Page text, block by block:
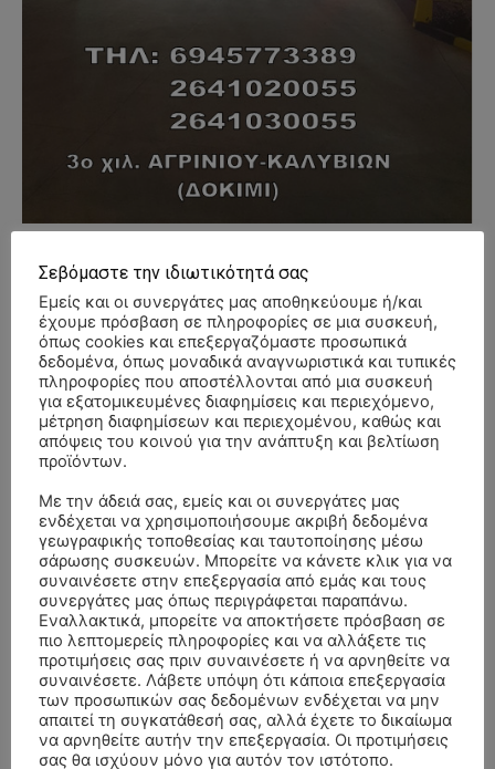
ΣΥΛΛΥΠΗΤΗΡΙΑ ΜΗΝΥΜΑΤΑ
Αλέξανδρος Σέρβοςεπί ΚΗΔΕΙΑ – ΣΑΒΒΑΤΟ 25/7/2026 –
ΧΑΡΑΛΑΜΠΟΣ ΚΑΥΚΙΑΣ ΕΤΩΝ 57
ΧΡΙΣΤΙΝΑεπίΚΗΔΕΙΑ – ΤΡΙΤΗ 4/8/2026 – ΧΡΗΣΤΟΣ Α. ΠΑΛΙΟΥΡΑΣ
Σεβόμαστε την ιδιωτικότητά σας
Εμείς και οι συνεργάτες μας αποθηκεύουμε ή/και
έχουμε πρόσβαση σε πληροφορίες σε μια συσκευή,
όπως cookies και επεξεργαζόμαστε προσωπικά
δεδομένα, όπως μοναδικά αναγνωριστικά και τυπικές
πληροφορίες που αποστέλλονται από μια συσκευή
για εξατομικευμένες διαφημίσεις και περιεχόμενο,
μέτρηση διαφημίσεων και περιεχομένου, καθώς και
απόψεις του κοινού για την ανάπτυξη και βελτίωση
προϊόντων.
Με την άδειά σας, εμείς και οι συνεργάτες μας
ενδέχεται να χρησιμοποιήσουμε ακριβή δεδομένα
γεωγραφικής τοποθεσίας και ταυτοποίησης μέσω
σάρωσης συσκευών. Μπορείτε να κάνετε κλικ για να
συναινέσετε στην επεξεργασία από εμάς και τους
συνεργάτες μας όπως περιγράφεται παραπάνω.
Εναλλακτικά, μπορείτε να αποκτήσετε πρόσβαση σε
πιο λεπτομερείς πληροφορίες και να αλλάξετε τις
προτιμήσεις σας πριν συναινέσετε ή να αρνηθείτε να
συναινέσετε. Λάβετε υπόψη ότι κάποια επεξεργασία
των προσωπικών σας δεδομένων ενδέχεται να μην
απαιτεί τη συγκατάθεσή σας, αλλά έχετε το δικαίωμα
να αρνηθείτε αυτήν την επεξεργασία. Οι προτιμήσεις
σας θα ισχύουν μόνο για αυτόν τον ιστότοπο.